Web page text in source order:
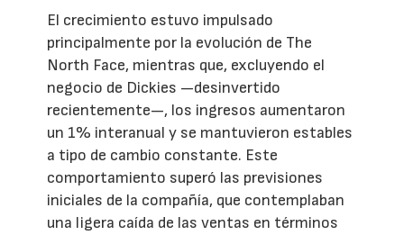
El crecimiento estuvo impulsado
principalmente por la evolución de The
North Face, mientras que, excluyendo el
negocio de Dickies —desinvertido
recientemente—, los ingresos aumentaron
un 1% interanual y se mantuvieron estables
a tipo de cambio constante. Este
comportamiento superó las previsiones
iniciales de la compañía, que contemplaban
una ligera caída de las ventas en términos